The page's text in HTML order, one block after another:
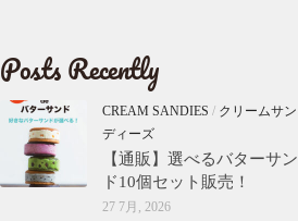
Posts Recently
CREAM SANDIES / クリームサン
ディーズ
【通販】選べるバターサン
ド10個セット販売！
27 7月, 2026